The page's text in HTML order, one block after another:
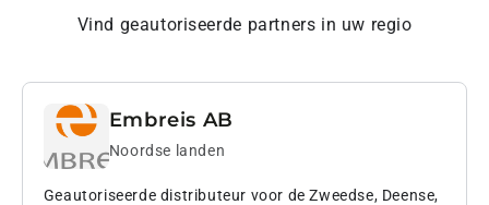
Vind geautoriseerde partners in uw regio
Embreis AB
Noordse landen
Geautoriseerde distributeur voor de Zweedse, Deense,